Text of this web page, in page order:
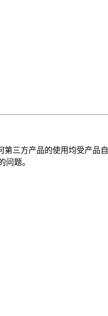
三方产品的使用均受产品自
题。